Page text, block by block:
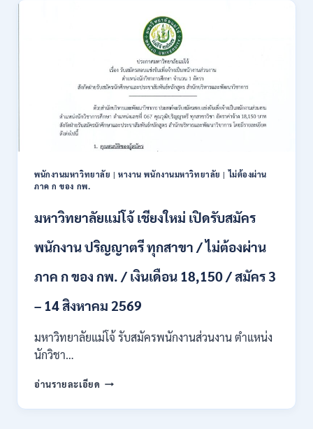
สิงหาคม
ข้าราชการ
28
/
ปวส.
ป.ตรี
สาขา
สมัคร
ONLINE
ก.ค.
19
2569
พนักงานมหาวิทยาลัย |หางาน พนักงานมหาวิทยาลัย |ไม่ต้องผ่าน
ภาค ก ของ กพ.
มหาวิทยาลัยแม่โจ้ เชียงใหม่ เปิดรับสมัคร
พนักงาน ปริญญาตรี ทุกสาขา / ไม่ต้องผ่าน
ภาค ก ของ กพ. / เงินเดือน 18,150 / สมัคร 3
– 14 สิงหาคม 2569
มหาวิทยาลัยแม่โจ้ รับสมัครพนักงานส่วนงาน ตำแหน่ง
นักวิชา…
อ่านรายละเอียด มหาวิทยาลัย
โจ้